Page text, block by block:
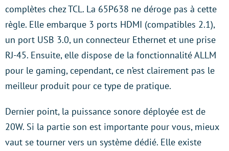
complètes chez TCL. La 65P638 ne déroge pas à cette
règle. Elle embarque 3 ports HDMI (compatibles 2.1),
un port USB 3.0, un connecteur Ethernet et une prise
RJ-45. Ensuite, elle dispose de la fonctionnalité ALLM
pour le gaming, cependant, ce n’est clairement pas le
meilleur produit pour ce type de pratique.
Dernier point, la puissance sonore déployée est de
20W. Si la partie son est importante pour vous, mieux
vaut se tourner vers un système dédié. Elle existe